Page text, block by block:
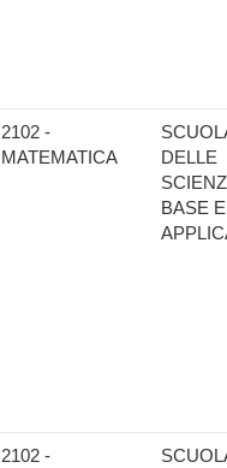
2102 -
MATEMATICA
DELLE
BASE E
2102 -